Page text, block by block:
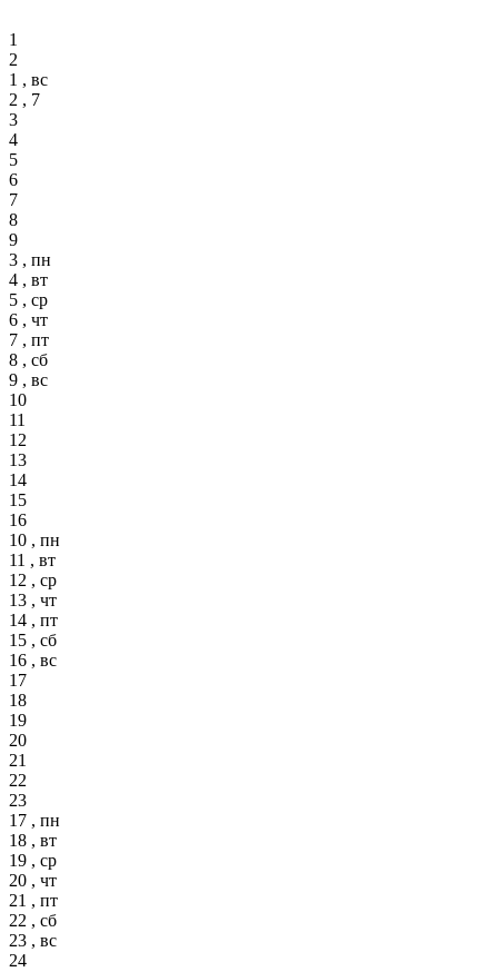
1
2
1 , вс
2 , 7
3
4
5
6
7
8
9
3 , пн
4 , вт
5 , ср
6 , чт
7 , пт
8 , сб
9 , вс
10
11
12
13
14
15
16
10 , пн
11 , вт
12 , ср
13 , чт
14 , пт
15 , сб
16 , вс
17
18
19
20
21
22
23
17 , пн
18 , вт
19 , ср
20 , чт
21 , пт
22 , сб
23 , вс
24